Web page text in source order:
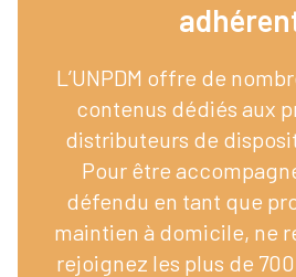
L’UNPDM offre de
contenus dédiés aux
distributeurs de
Pour être
défendu en tant que
maintien à domicile, ne
rejoignez les plus de 700